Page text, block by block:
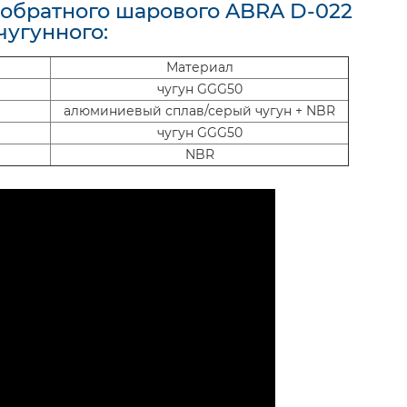
шарового ABRA D-022
Материал
чугун GGG50
алюминиевый сплав/серый чугун + NBR
чугун GGG50
NBR